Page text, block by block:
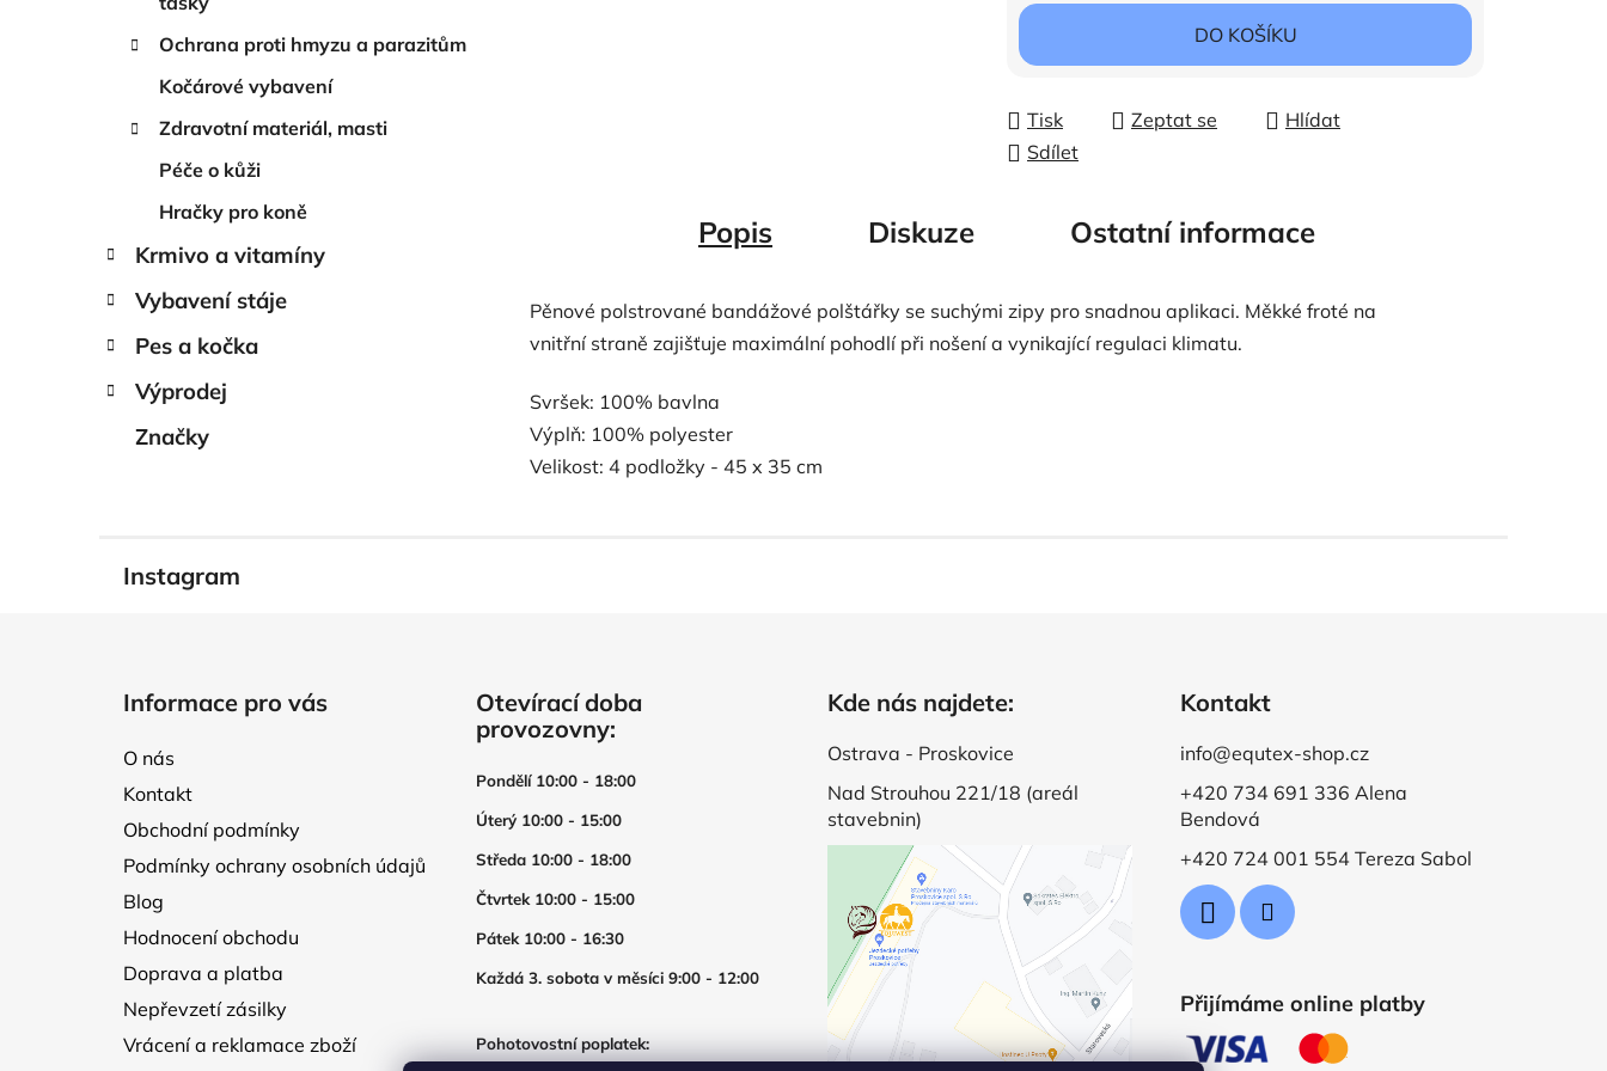
Ochrana proti hmyzu a parazitům
Kočárové vybavení
Zdravotní materiál, masti
Péče o kůži
Hračky pro koně
Krmivo a vitamíny
Vybavení stáje
Pes a kočka
Výprodej
Značky
Měrná cena:
DO KOŠÍKU
Tisk Zeptat se
Hlídat
Sdílet
Popis Diskuze Ostatní informace
Pěnové polstrované bandážové polštářky se suchými zipy pro snadnou aplikaci. Měkké froté na
vnitřní straně zajišťuje maximální pohodlí při nošení a vynikající regulaci klimatu.
Svršek: 100% bavlna
Výplň: 100% polyester
Velikost: 4 podložky - 45 x 35 cm
Instagram
Informace pro vás
O nás
Kontakt
Obchodní podmínky
Podmínky ochrany osobních údajů
Blog
Hodnocení obchodu
Doprava a platba
Nepřevzetí zásilky
Vrácení a reklamace zboží
Otevírací doba
provozovny:
Pondělí 10:00 - 18:00
Úterý 10:00 - 15:00
Středa 10:00 - 18:00
Čtvrtek 10:00 - 15:00
Pátek 10:00 - 16:30
Každá 3. sobota v měsíci 9:00 - 12:00
Pohotovostní poplatek:
Kde nás najdete:
Ostrava - Proskovice
Nad Strouhou 221/18 (areál
stavebnin)
Kontakt
info@equtex-shop.cz
+420 734 691 336 Alena
Bendová
+420 724 001 554 Tereza Sabol
Přijímáme online platby